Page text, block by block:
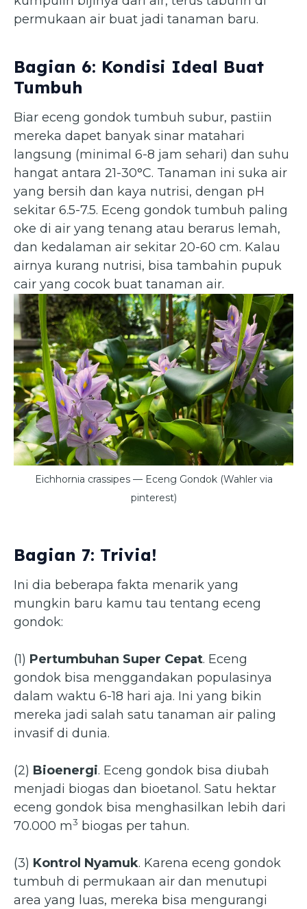
permukaan air buat jadi tanaman baru.
Bagian 6: Kondisi Ideal Buat
Tumbuh
Biar eceng gondok tumbuh subur, pastiin
mereka dapet banyak sinar matahari
langsung (minimal 6-8 jam sehari) dan suhu
hangat antara 21-30°C. Tanaman ini suka air
yang bersih dan kaya nutrisi, dengan pH
sekitar 6.5-7.5. Eceng gondok tumbuh paling
oke di air yang tenang atau berarus lemah,
dan kedalaman air sekitar 20-60 cm. Kalau
airnya kurang nutrisi, bisa tambahin pupuk
cair yang cocok buat tanaman air.
Eichhornia crassipes — Eceng Gondok (Wahler via
pinterest)
Bagian 7: Trivia!
Ini dia beberapa fakta menarik yang
mungkin baru kamu tau tentang eceng
gondok:
(1) Pertumbuhan Super Cepat. Eceng
gondok bisa menggandakan populasinya
dalam waktu 6-18 hari aja. Ini yang bikin
mereka jadi salah satu tanaman air paling
invasif di dunia.
(2) Bioenergi. Eceng gondok bisa diubah
menjadi biogas dan bioetanol. Satu hektar
eceng gondok bisa menghasilkan lebih dari
70.000 m3 biogas per tahun.
(3) Kontrol Nyamuk. Karena eceng gondok
tumbuh di permukaan air dan menutupi
area yang luas, mereka bisa mengurangi